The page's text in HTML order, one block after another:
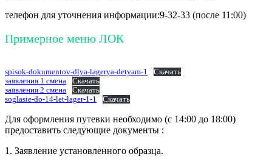
телефон для уточнения информации:9-32-33 (после 11:00)
Примерное меню ЛОК
spisok-dokumentov-dlya-lagerya-detyam-1
Скачать
заявления 1 смена
Скачать
заявления 2 смена
Скачать
soglasie-do-14-let-lager-1-1
Скачать
Для оформления путевки необходимо (с 14:00 до 18:00)
предоставить следующие документы :
1. Заявление установленного образца.